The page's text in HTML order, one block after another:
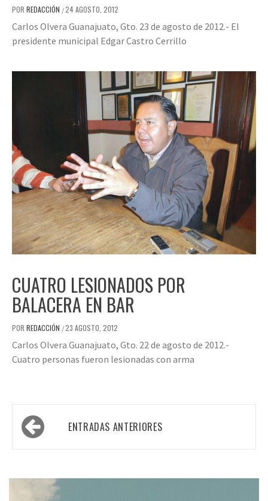
POR REDACCIÓN /24 AGOSTO, 2012
Carlos Olvera Guanajuato, Gto. 23 de agosto de 2012.- El
presidente municipal Edgar Castro Cerrillo
CUATRO LESIONADOS POR
BALACERA EN BAR
POR REDACCIÓN /23 AGOSTO, 2012
Carlos Olvera Guanajuato, Gto. 22 de agosto de 2012.-
Cuatro personas fueron lesionadas con arma
Navegación
de ENTRADAS ANTERIORES